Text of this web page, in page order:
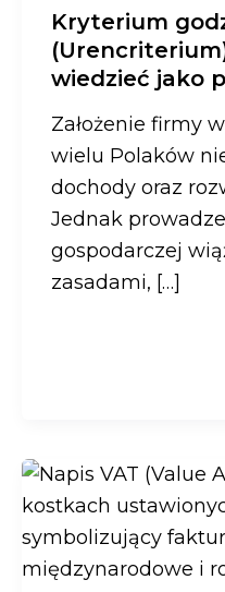
Kryterium
wiedzieć jako
Założenie firmy
wielu Polaków
dochody oraz
Jednak
gospodarczej
zasadami, […]